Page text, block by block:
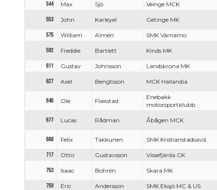
544 Max Sjö Veinge MCK
553 John Karleyel Getinge MK
575 William Almén SMK Värnamo
592 Freddie Bartlett Kinds MK
611 Gustav Johnsson Landskrona MK
627 Axel Bengtsson MCK Hallandia
646 Ole Flakstad
Enebakk
motorsportklubb
677 Lucas Rådman Åbågen MCK
688 Felix Takkunen SMK Kristianstadsavd.
717 Otto Gustavsson Vissefjärda CK
753 Isaac Bohrén Skara MK
759 Eric Andersson SMK Eksjö MC & US